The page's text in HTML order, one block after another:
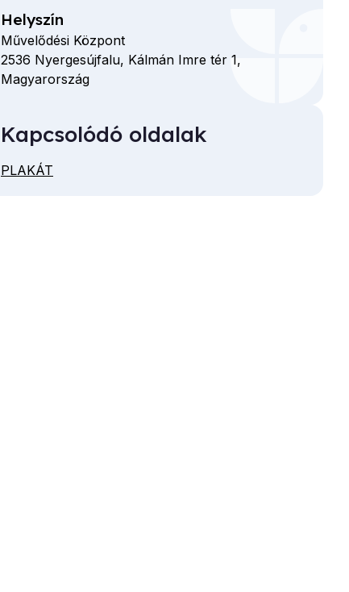
Helyszín
Művelődési Központ
2536 Nyergesújfalu, Kálmán Imre tér 1,
Magyarország
Kapcsolódó oldalak
PLAKÁT